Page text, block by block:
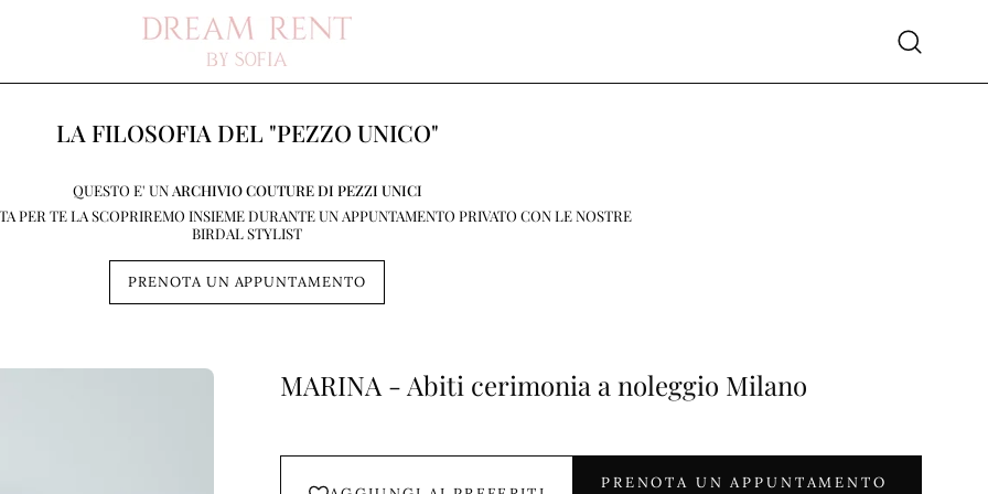
Apri
LA FILOSOFIA DEL "PEZZO UNICO"
QUESTO E' UN ARCHIVIO COUTURE DI PEZZI UNICI
PER TE LA SCOPRIREMO INSIEME DURANTE UN APPUNTAMENTO PRIVATO CON LE NOSTRE
BIRDAL STYLIST
PRENOTA UN APPUNTAMENTO
MARINA - Abiti cerimonia a noleggio Milano
PRENOTA UN APPUNTAMENTO